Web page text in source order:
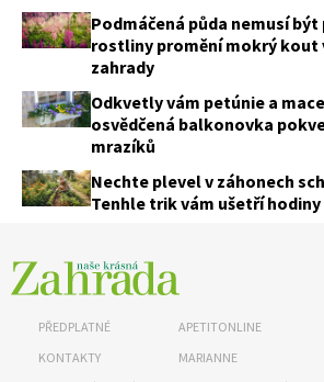
Podmáčená půda nemusí
rostliny promění mokrý kout
zahrady
Odkvetly vám petúnie a
osvědčená balkonovka
mrazíků
Nechte plevel v záhonech
Tenhle trik vám ušetří
PŘEDPLATNÉ
KONTAKTY
APETITONLINE
MARIANNE